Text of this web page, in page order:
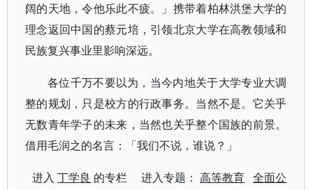
阔的天地，令他乐此不疲。」携带着柏林洪堡大学的
理念返回中国的蔡元培，引领北京大学在高教领域和
民族复兴事业里影响深远。
各位千万不要以为，当今内地关于大学专业大调
整的规划，只是校方的行政事务。当然不是。它关乎
无数青年学子的未来，当然也关乎整个国族的前景。
借用毛润之的名言：「我们不说，谁说？」
进入丁学良 的专栏 进入专题：高等教育 全面公